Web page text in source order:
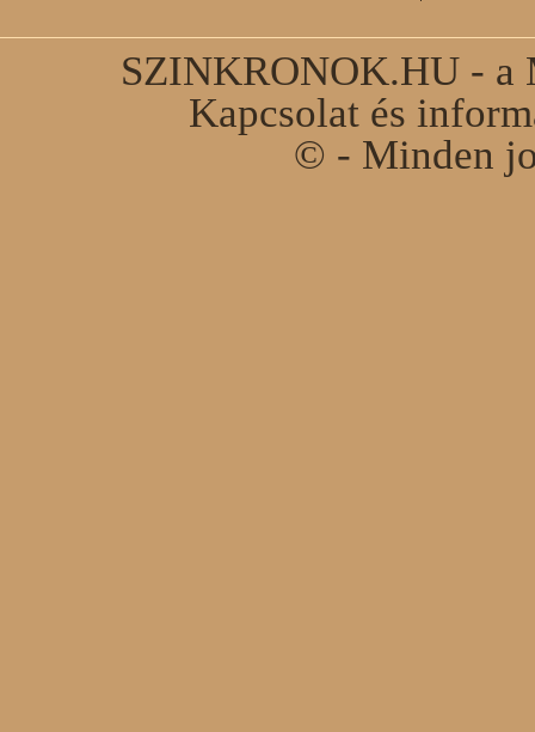
SZINKRONOK.HU - a
Kapcsolat és
© - Minden